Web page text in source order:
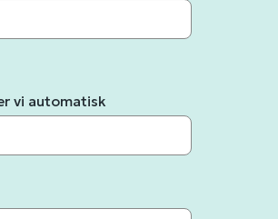
vi automatisk